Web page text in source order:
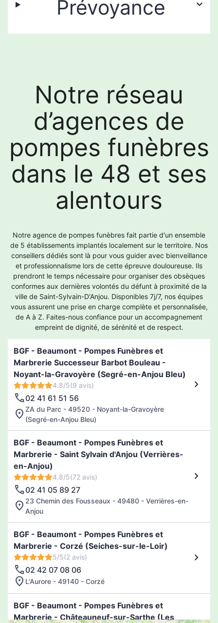
Prévoyance
Notre réseau
d’agences de
pompes funèbres
dans le 48 et ses
alentours
Notre agence de pompes funèbres fait partie d'un ensemble
de 5 établissements implantés localement sur le territoire. Nos
conseillers dédiés sont là pour vous guider avec bienveillance
et professionnalisme lors de cette épreuve douloureuse. Ils
prendront le temps nécessaire pour organiser des obsèques
conformes aux dernières volontés du défunt à proximité de la
ville de Saint-Sylvain-D'Anjou. Disponibles 7j/7, nos équipes
vous assurent une prise en charge complète et personnalisée,
de A à Z. Faites-nous confiance pour un accompagnement
empreint de dignité, de sérénité et de respect.
BGF - Beaumont - Pompes Funèbres et
Marbrerie Successeur Barbot Bouleau -
Noyant-la-Gravoyère (Segré-en-Anjou Bleu)
4.8/5(9 avis)
02 41 61 51 56
ZA du Parc - 49520 - Noyant-la-Gravoyère
(Segré-en-Anjou Bleu)
BGF - Beaumont - Pompes Funèbres et
Marbrerie - Saint Sylvain d'Anjou (Verrières-
en-Anjou)
4.8/5(72 avis)
02 41 05 89 27
23 Chemin des Fousseaux - 49480 - Verrières-en-
Anjou
BGF - Beaumont - Pompes Funèbres et
Marbrerie - Corzé (Seiches-sur-le-Loir)
5/5(2 avis)
02 42 07 08 06
L'Aurore - 49140 - Corzé
BGF - Beaumont - Pompes Funèbres et
Marbrerie - Châteauneuf-sur-Sarthe (Les